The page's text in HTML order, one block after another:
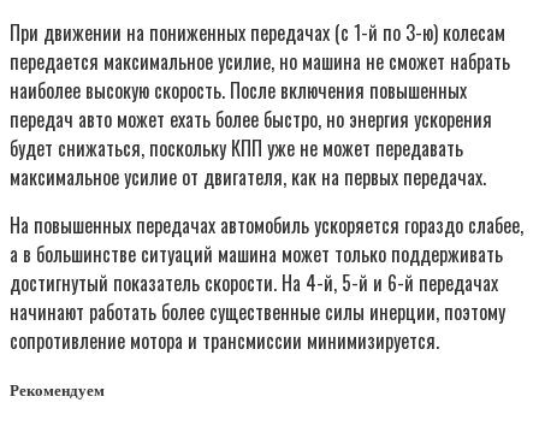
При движении на пониженных передачах (с 1-й по 3-ю) колесам
передается максимальное усилие, но машина не сможет набрать
наиболее высокую скорость. После включения повышенных
передач авто может ехать более быстро, но энергия ускорения
будет снижаться, поскольку КПП уже не может передавать
максимальное усилие от двигателя, как на первых передачах.
На повышенных передачах автомобиль ускоряется гораздо слабее,
а в большинстве ситуаций машина может только поддерживать
достигнутый показатель скорости. На 4-й, 5-й и 6-й передачах
начинают работать более существенные силы инерции, поэтому
сопротивление мотора и трансмиссии минимизируется.
Рекомендуем